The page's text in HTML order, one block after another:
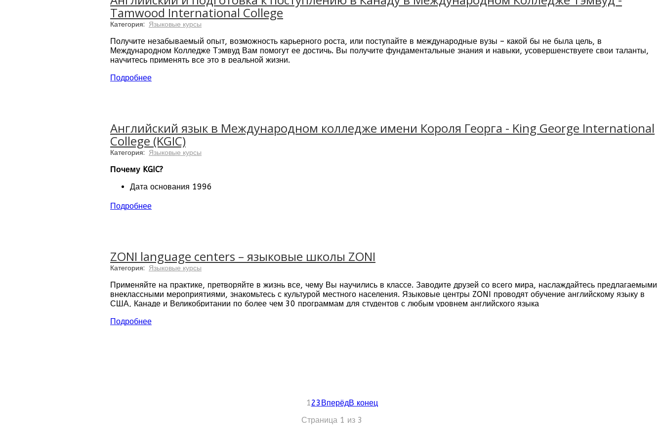
Tamwood International College
Категория: Языковые курсы
Получите незабываемый опыт, возможность карьерного роста, или поступайте в международные вузы – какой бы не была цель, в
Международном Колледже Тэмвуд Вам помогут ее достичь. Вы получите фундаментальные знания и навыки, усовершенствуете свои таланты,
научитесь применять все это в реальной жизни.
3 современных кампуса: Ванкувер, Торонто, Вистлер
Благодаря партнерским связям с вузами, выпускники Тэмвуд имеют возможность поступить в университет без сдачи IELTS.
Подробнее
Английский язык в Международном колледже имени Короля Георга - King George International
College (KGIC)
Категория: Языковые курсы
Почему KGIC?
Дата основания 1996
4 кампуса: Ванкувер, Торонто, Суррей, Виктория
Начало курсов – каждый понедельник
Возможность обучаться всей семьей
Программа подготовки к поступлению в университет
Программы обучения во время каникул: лето и зима
Проживание – резиденции или гостевые семьи
Преподаватели колледжа всегда готовы дать индивидуальную академическую консультацию любому из студентов
Подробнее
ZONI language centers – языковые школы ZONI
Категория: Языковые курсы
Применяйте на практике, претворяйте в жизнь все, чему Вы научились в классе. Заводите друзей со всего мира, наслаждайтесь предлагаемыми
внеклассными мероприятиями, знакомьтесь с культурой местного населения. Языковые центры ZONI проводят обучение английскому языку в
США, Канаде и Великобритании по более чем 30 программам для студентов с любым уровнем английского языка
Подробнее
123ВперёдВ конец
Страница 1 из 3